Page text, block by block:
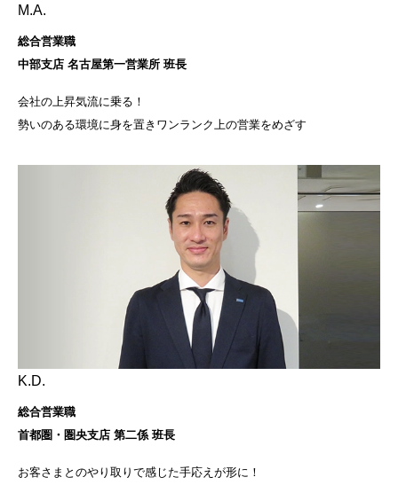
M.A.
総合営業職
中部支店 名古屋第一営業所 班長
会社の上昇気流に乗る！
勢いのある環境に身を置きワンランク上の営業をめざす
K.D.
総合営業職
首都圏・圏央支店 第二係 班長
お客さまとのやり取りで感じた手応えが形に！